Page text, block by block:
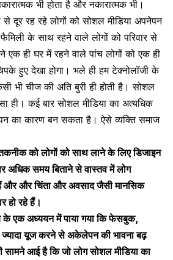
भी होता है और नकारात्मक भी।
दूर रह रहे लोगों को सोशल मीडिया अपनेपन
के साथ रहने वाले लोगों को परिवार से
ही घर में रहने वाले पांच लोगों को एक ही
हुए देखा होगा। भले ही हम टेक्नोलॉजी के
भी चीज की अति बुरी ही होती है। सोशल
ही। कई बार सोशल मीडिया का अत्यधिक
का कारण बन सकता है। ऐसे व्यक्ति समाज
को लोगों को साथ लाने के लिए डिजाइन
अधिक समय बिताने से वास्तव में लोग
और औरचिंता और अवसादजैसी मानसिक
हो रहे हैं।
के एक अध्ययन में पाया गया कि फेसबुक,
यूज करने सेअकेलेपन की भावनाबढ़
सामने आई है कि जो लोग सोशल मीडिया का